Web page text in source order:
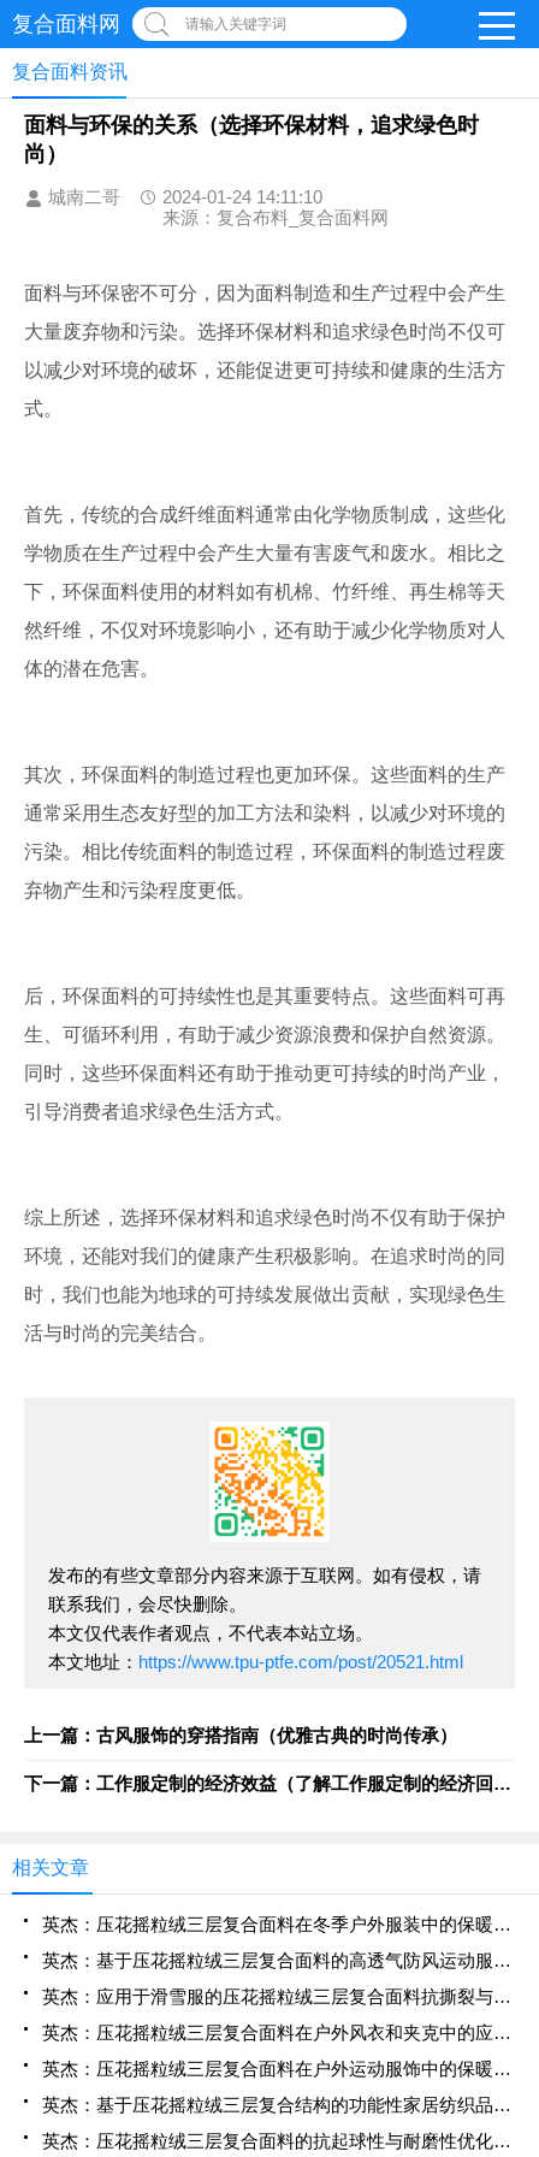
复合面料网 请输入关键字词
复合面料资讯
面料与环保的关系（选择环保材料，追求绿色时
尚）
城南二哥
2024-01-24 14:11:10
来源：复合布料_复合面料网
面料与环保密不可分，因为面料制造和生产过程中会产生
大量废弃物和污染。选择环保材料和追求绿色时尚不仅可
以减少对环境的破坏，还能促进更可持续和健康的生活方
式。
首先，传统的合成纤维面料通常由化学物质制成，这些化
学物质在生产过程中会产生大量有害废气和废水。相比之
下，环保面料使用的材料如有机棉、竹纤维、再生棉等天
然纤维，不仅对环境影响小，还有助于减少化学物质对人
体的潜在危害。
其次，环保面料的制造过程也更加环保。这些面料的生产
通常采用生态友好型的加工方法和染料，以减少对环境的
污染。相比传统面料的制造过程，环保面料的制造过程废
弃物产生和污染程度更低。
后，环保面料的可持续性也是其重要特点。这些面料可再
生、可循环利用，有助于减少资源浪费和保护自然资源。
同时，这些环保面料还有助于推动更可持续的时尚产业，
引导消费者追求绿色生活方式。
综上所述，选择环保材料和追求绿色时尚不仅有助于保护
环境，还能对我们的健康产生积极影响。在追求时尚的同
时，我们也能为地球的可持续发展做出贡献，实现绿色生
活与时尚的完美结合。
发布的有些文章部分内容来源于互联网。如有侵权，请
联系我们，会尽快删除。
本文仅代表作者观点，不代表本站立场。
本文地址： https://www.tpu-ptfe.com/post/20521.html
上一篇：古风服饰的穿搭指南（优雅古典的时尚传承）
下一篇：工作服定制的经济效益（了解工作服定制的经济回报）
相关文章
英杰：压花摇粒绒三层复合面料在冬季户外服装中的保暖性能优化研究
英杰：基于压花摇粒绒三层复合面料的高透气防风运动服饰开发
英杰：应用于滑雪服的压花摇粒绒三层复合面料抗撕裂与耐磨性提升技术
英杰：压花摇粒绒三层复合面料在户外风衣和夹克中的应用与性能
英杰：压花摇粒绒三层复合面料在户外运动服饰中的保暖与透气性能研究
英杰：基于压花摇粒绒三层复合结构的功能性家居纺织品开发与应用
英杰：压花摇粒绒三层复合面料的抗起球性与耐磨性优化技术分析